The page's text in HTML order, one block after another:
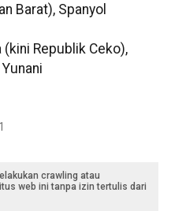
Barat), Spanyol
Republik Ceko),
crawling atau
web ini tanpa izin tertulis dari